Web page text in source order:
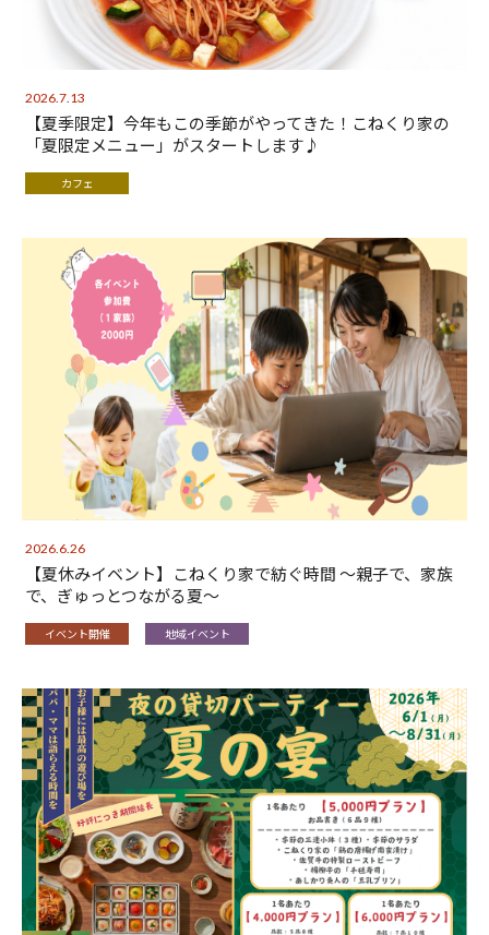
2026.7.13
【夏季限定】今年もこの季節がやってきた！こねくり家の
「夏限定メニュー」がスタートします♪
カフェ
2026.6.26
【夏休みイベント】こねくり家で紡ぐ時間 〜親子で、家族
で、ぎゅっとつながる夏〜
イベント開催 地域イベント